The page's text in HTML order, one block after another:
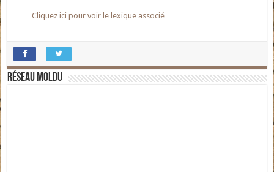
Cliquez ici pour voir le lexique associé
Réseau moldu